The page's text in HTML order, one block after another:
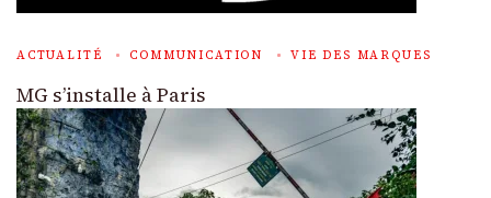
ACTUALITÉ COMMUNICATION VIE DES MARQUES
MG s’installe à Paris